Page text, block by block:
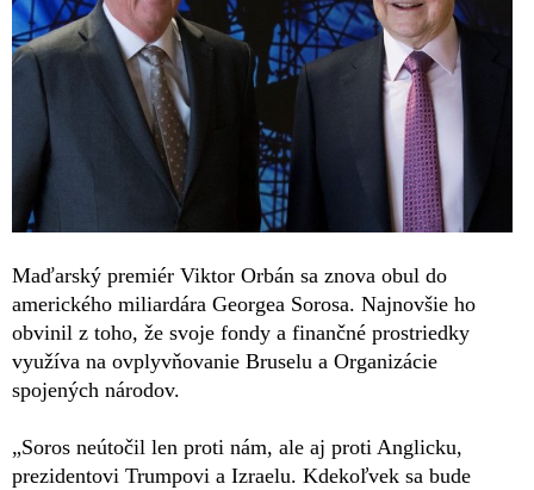
Maďarský premiér Viktor Orbán sa znova obul do
amerického miliardára Georgea Sorosa. Najnovšie ho
obvinil z toho, že svoje fondy a finančné prostriedky
využíva na ovplyvňovanie Bruselu a Organizácie
spojených národov.
„Soros neútočil len proti nám, ale aj proti Anglicku,
prezidentovi Trumpovi a Izraelu. Kdekoľvek sa bude